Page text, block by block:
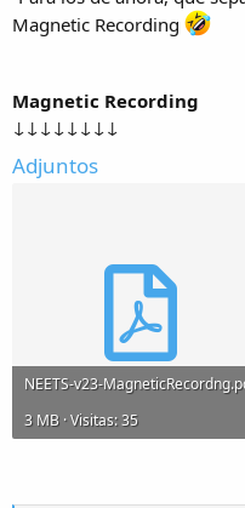
Magnetic Recording
Magnetic Recording
↓↓↓↓↓↓↓↓
Adjuntos
NEETS-v23-
3 MB · Visitas: 35